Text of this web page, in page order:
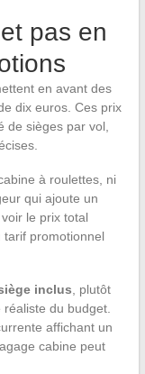
pas en
en avant des
dix euros. Ces prix
de sièges par vol,
à roulettes, ni
qui ajoute un
le prix total
tarif promotionnel
inclus, plutôt
du budget.
affichant un
cabine peut